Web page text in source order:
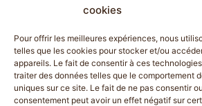
cookies
Pour offrir les meilleures expériences, nous
telles que les cookies pour stocker et/ou
appareils. Le fait de consentir à ces
traiter des données telles que le comportement
uniques sur ce site. Le fait de ne pas consentir
consentement peut avoir un effet négatif sur